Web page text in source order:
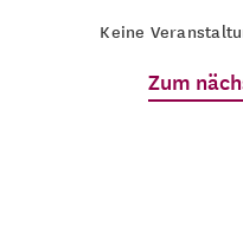
Keine
Zum